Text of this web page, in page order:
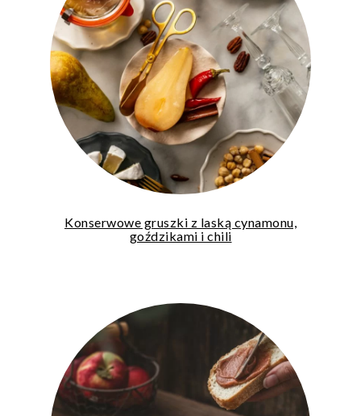
Konserwowe gruszki z laską cynamonu,
goździkami i chili